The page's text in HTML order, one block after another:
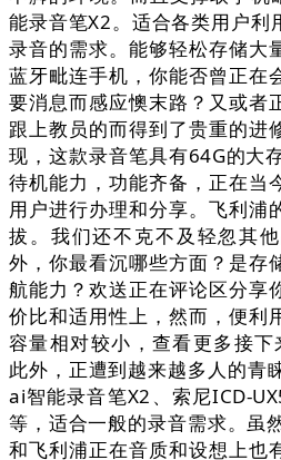
能录音笔X2。适合各类用户利
录音的需求。能够轻松存储大
蓝牙毗连手机，你能否曾正在
要消息而感应懊末路？又或者
跟上教员的而得到了贵重的进
现，这款录音笔具有64G的大
待机能力，功能齐备，正在当
用户进行办理和分享。飞利浦
拔。我们还不克不及轻忽其
外，你最看沉哪些方面？是存
航能力？欢送正在评论区分享
价比和适用性上，然而，便利
容量相对较小，查看更多接下
此外，正遭到越来越多人的青
ai智能录音笔X2、索尼ICD-
等，适合一般的录音需求。虽
和飞利浦正在音质和设想上也